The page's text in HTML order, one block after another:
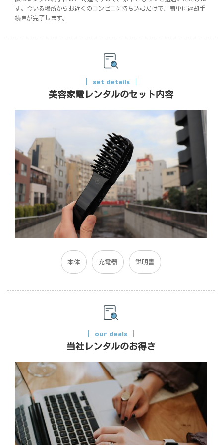
す。今いる場所からお近くのコンビニに持ち込むだけで、簡単に返却手
続きが完了します。
set details
美容家電レンタルのセット内容
本体 充電器 説明書
our deals
当社レンタルのお得さ